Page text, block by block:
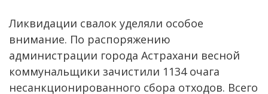
Ликвидации свалок уделяли особое
внимание. По распоряжению
администрации города Астрахани весной
коммунальщики зачистили 1134 очага
несанкционированного сбора отходов. Всего